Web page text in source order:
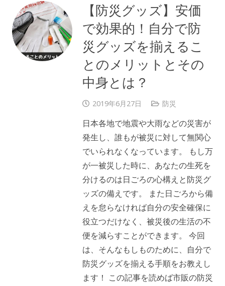
【防災グッズ】安価
で効果的！自分で防
災グッズを揃えるこ
とのメリットとその
中身とは？
2019年6月27日 防災
日本各地で地震や大雨などの災害が
発生し、誰もが被災に対して無関心
でいられなくなっています。 もし万
が一被災した時に、あなたの生死を
分けるのは日ごろの心構えと防災グ
ッズの備えです。 また日ごろから備
えを怠らなければ自分の安全確保に
役立つだけなく、被災後の生活の不
便を減らすことができます。 今回
は、そんなもしものために、自分で
防災グッズを揃える手順をお教えし
ます！ この記事を読めば市販の防災